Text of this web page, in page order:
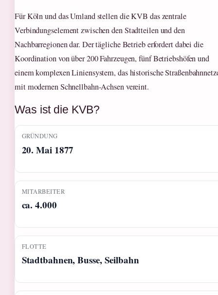
Für Köln und das Umland stellen die KVB das zentrale
Verbindungselement zwischen den Stadtteilen und den
Nachbarregionen dar. Der tägliche Betrieb erfordert dabei die
Koordination von über 200 Fahrzeugen, fünf Betriebshöfen und
einem komplexen Liniensystem, das historische
mit modernen Schnellbahn-Achsen vereint.
Was ist die KVB?
GRÜNDUNG
20. Mai 1877
MITARBEITER
ca. 4.000
FLOTTE
Stadtbahnen, Busse, Seilbahn